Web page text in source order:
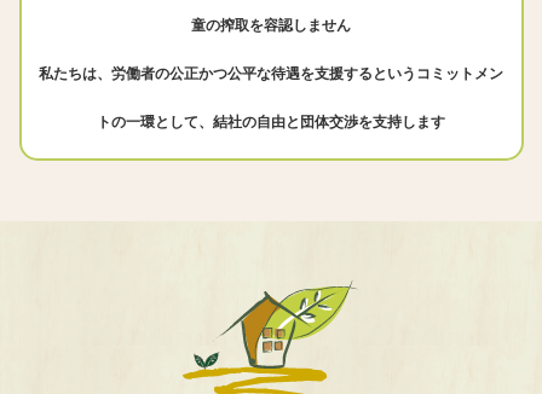
童の搾取を容認しません
私たちは、労働者の公正かつ公平な待遇を支援するというコミットメン
トの一環として、結社の自由と団体交渉を支持します